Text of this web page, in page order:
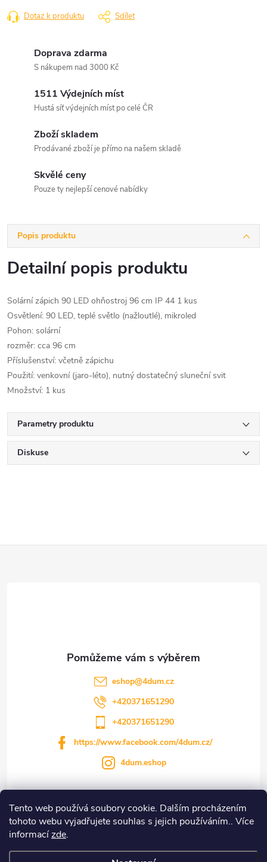
Tento web používá soubory cookie. Dalším procházením
tohoto webu vyjadřujete souhlas s jejich používáním.. Více
informacízde.
Dotaz k produktu Sdílet
Doprava zdarma
S nákupem nad 3000 Kč
1511 Výdejních míst
Hustá síť výdejních míst po celé ČR
Zboží skladem
Prodávané zboží je přímo na našem skladě
Skvělé ceny
Pouze ty nejlepší cenové nabídky
Popis produktu
Detailní popis produktu
Solární zápich 90 LED ohňostroj 96 cm IP 44 1 kus
Osvětlení: 90 LED, teplé světlo (nažloutlé), mikroled
Pohon: solární
rozměr: cca 96 cm
Příslušenství: včetně zápichu
Použití: venkovní (jaro-léto), nutný dostatečný sluneční svit
Množství: 1 kus
Parametry produktu
Diskuse
eshop@4dum.cz
+420371651290
+420371651290
https://www.facebook.com/4dum.cz/
4dum.eshop
Informace pro vás
Novinky